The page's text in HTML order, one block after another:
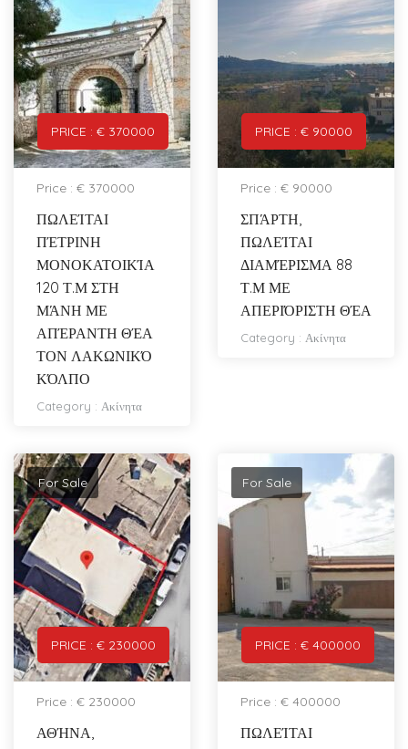
PRICE : € 370000
Price : € 370000
ΠΩΛΕΊΤΑΙ
ΠΈΤΡΙΝΗ
ΜΟΝΟΚΑΤΟΙΚΊΑ
120 Τ.Μ ΣΤΗ
ΜΆΝΗ ΜΕ
ΑΠΈΡΑΝΤΗ ΘΈΑ
ΤΟΝ ΛΑΚΩΝΙΚΌ
ΚΌΛΠΟ
Category : Ακίνητα
PRICE : € 90000
Price : € 90000
ΣΠΆΡΤΗ,
ΠΩΛΕΊΤΑΙ
ΔΙΑΜΈΡΙΣΜΑ 88
Τ.Μ ΜΕ
ΑΠΕΡΙΌΡΙΣΤΗ ΘΈΑ
Category : Ακίνητα
PRICE : € 230000
For Sale
Price : € 230000
ΑΘΉΝΑ,
PRICE : € 400000
For Sale
Price : € 400000
ΠΩΛΕΊΤΑΙ